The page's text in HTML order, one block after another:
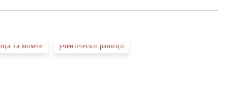
за момче ученически раници